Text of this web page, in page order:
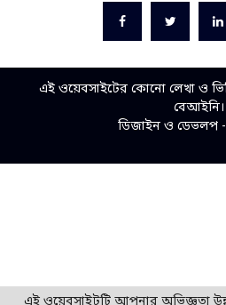
এই ওয়েবসাইটের কোনো লেখা ও
বেআইনি।
ডিজাইন ও ডেভলপ -